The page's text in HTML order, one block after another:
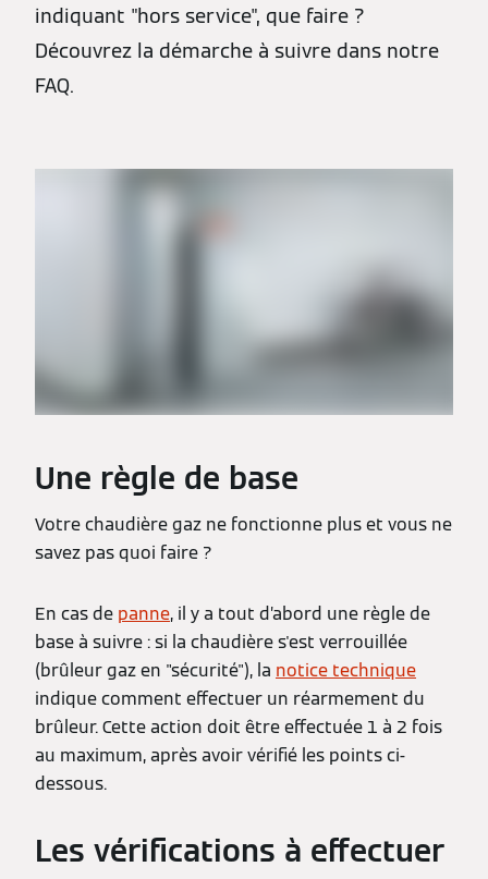
indiquant "hors service", que faire ?
Découvrez la démarche à suivre dans notre
FAQ.
Une règle de base
Votre chaudière gaz ne fonctionne plus et vous ne
savez pas quoi faire ?
En cas de panne, il y a tout d’abord une règle de
base à suivre : si la chaudière s'est verrouillée
(brûleur gaz en "sécurité"), la notice technique
indique comment effectuer un réarmement du
brûleur. Cette action doit être effectuée 1 à 2 fois
au maximum, après avoir vérifié les points ci-
dessous.
Les vérifications à effectuer